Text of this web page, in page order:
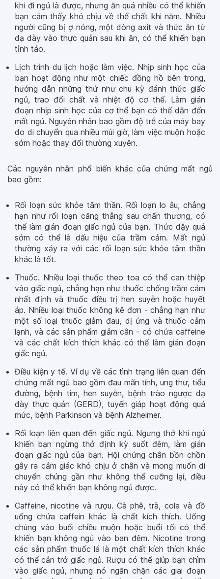
khi đi ngủ là được, nhưng ăn quá nhiều có thể khiến
bạn cảm thấy khó chịu về thể chất khi nằm. Nhiều
người cũng bị ợ nóng, một dòng axit và thức ăn từ
dạ dày vào thực quản sau khi ăn, có thể khiến bạn
tỉnh táo.
Lịch trình du lịch hoặc làm việc. Nhịp sinh học của
bạn hoạt động như một chiếc đồng hồ bên trong,
hướng dẫn những thứ như chu kỳ đánh thức giấc
ngủ, trao đổi chất và nhiệt độ cơ thể. Làm gián
đoạn nhịp sinh học của cơ thể bạn có thể dẫn đến
mất ngủ. Nguyên nhân bao gồm độ trễ của máy bay
do di chuyển qua nhiều múi giờ, làm việc muộn hoặc
sớm hoặc thay đổi thường xuyên.
Các nguyên nhân phổ biến khác của chứng mất ngủ
bao gồm:
Rối loạn sức khỏe tâm thần. Rối loạn lo âu, chẳng
hạn như rối loạn căng thẳng sau chấn thương, có
thể làm gián đoạn giấc ngủ của bạn. Thức dậy quá
sớm có thể là dấu hiệu của trầm cảm. Mất ngủ
thường xảy ra với các rối loạn sức khỏe tâm thần
khác là tốt.
Thuốc. Nhiều loại thuốc theo toa có thể can thiệp
vào giấc ngủ, chẳng hạn như thuốc chống trầm cảm
nhất định và thuốc điều trị hen suyễn hoặc huyết
áp. Nhiều loại thuốc không kê đơn - chẳng hạn như
một số loại thuốc giảm đau, dị ứng và thuốc cảm
lạnh, và các sản phẩm giảm cân - có chứa caffeine
và các chất kích thích khác có thể làm gián đoạn
giấc ngủ.
Điều kiện y tế. Ví dụ về các tình trạng liên quan đến
chứng mất ngủ bao gồm đau mãn tính, ung thư, tiểu
đường, bệnh tim, hen suyễn, bệnh trào ngược dạ
dày thực quản (GERD), tuyến giáp hoạt động quá
mức, bệnh Parkinson và bệnh Alzheimer.
Rối loạn liên quan đến giấc ngủ. Ngưng thở khi ngủ
khiến bạn ngừng thở định kỳ suốt đêm, làm gián
đoạn giấc ngủ của bạn. Hội chứng chân bồn chồn
gây ra cảm giác khó chịu ở chân và mong muốn di
chuyển chúng gần như không thể cưỡng lại, điều
này có thể khiến bạn không ngủ được.
Caffeine, nicotine và rượu. Cà phê, trà, cola và đồ
uống chứa caffein khác là chất kích thích. Uống
chúng vào buổi chiều muộn hoặc buổi tối có thể
khiến bạn không ngủ vào ban đêm. Nicotine trong
các sản phẩm thuốc lá là một chất kích thích khác
có thể cản trở giấc ngủ. Rượu có thể giúp bạn chìm
vào giấc ngủ, nhưng nó ngăn chặn các giai đoạn